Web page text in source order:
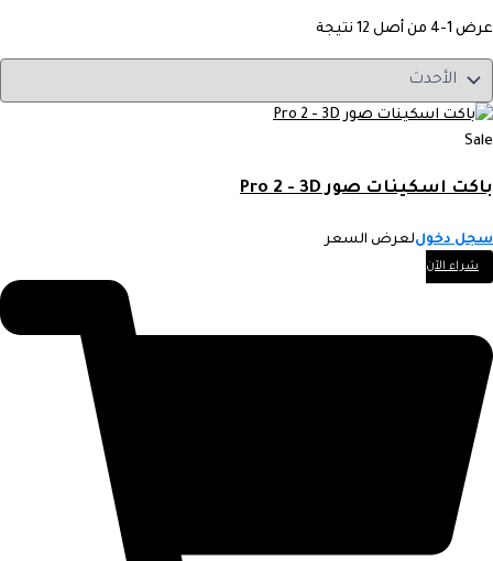
عرض 1-4 من أصل 12 نتيجة
Sale
باكت اسكينات صور Pro 2 - 3D
سجل دخوللعرض السعر
شراء الآن